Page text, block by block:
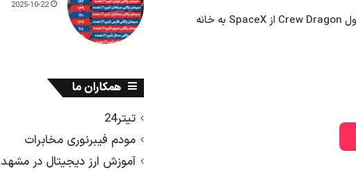
ویلیامز احتمالا تا پایان فوریه 2025 (اسفند 1404) در ایستگاه فضایی می ماند و با کپسول Crew Dragon از SpaceX به خانه
2025-10-22
همکاران ما
تیتر24
مودم فیبرنوری مخابرات
آموزش ارز دیجیتال در مشهد